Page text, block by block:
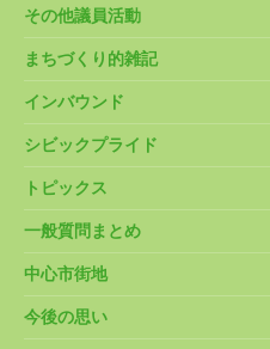
その他議員活動
まちづくり的雑記
インバウンド
シビックプライド
トピックス
一般質問まとめ
中心市街地
今後の思い